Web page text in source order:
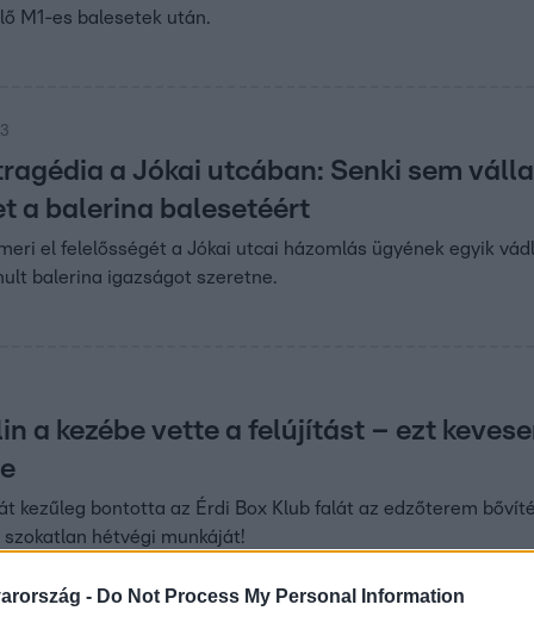
- Do Not Process My Personal Information
M1-es balesetek után.
a Jókai utcában: Senki sem
a balerina balesetéért
el felelősségét a Jókai utcai házomlás ügyének egyik
balerina igazságot szeretne.
a kezébe vette a felújítást – ezt
kezűleg bontotta az Érdi Box Klub falát az edzőterem
szokatlan hétvégi munkáját!